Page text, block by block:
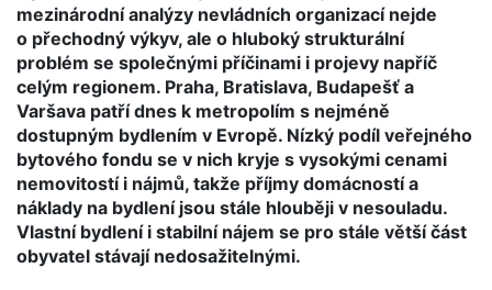
mezinárodní analýzy nevládních organizací nejde
o přechodný výkyv, ale o hluboký strukturální
problém se společnými příčinami i projevy napříč
celým regionem. Praha, Bratislava, Budapešť a
Varšava patří dnes k metropolím s nejméně
dostupným bydlením v Evropě. Nízký podíl veřejného
bytového fondu se v nich kryje s vysokými cenami
nemovitostí i nájmů, takže příjmy domácností a
náklady na bydlení jsou stále hlouběji v nesouladu.
Vlastní bydlení i stabilní nájem se pro stále větší část
obyvatel stávají nedosažitelnými.